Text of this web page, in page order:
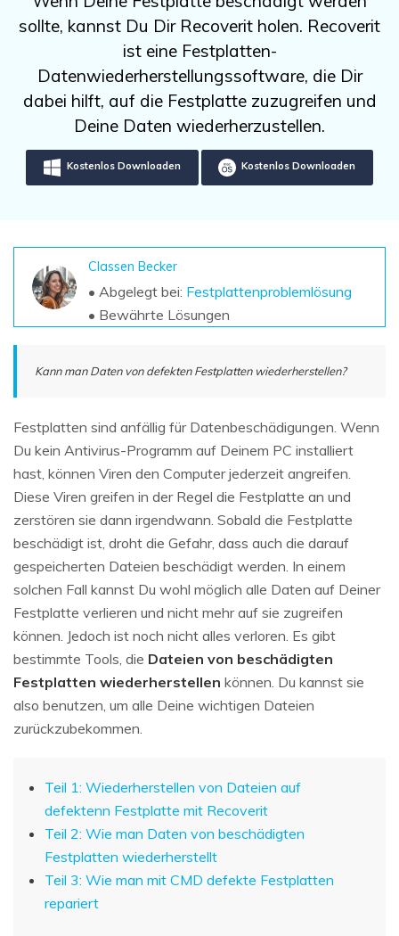
Unbegrenzte Daten vom Mac-System
wiederherstellen
Kostenlos Testen
Recoverit kostenlos
Verlorene/gel?schte Daten kostenlos
wiederherstellen
Weitere Produkte
UBackit - Datensicherung
Datenverlust-Szenarien
ALLE FUNKTIONEN ENTDECKEN
Aktuelles Thema
Sign In
search
sollte, kannst Du Dir Recoverit holen. Recoverit
ist eine Festplatten-
Datenwiederherstellungssoftware, die Dir
dabei hilft, auf die Festplatte zuzugreifen und
Deine Daten wiederherzustellen.
Kostenlos Downloaden Kostenlos Downloaden
Classen Becker
• Abgelegt bei: Festplattenproblemlösung
• Bewährte Lösungen
Kann man Daten von defekten Festplatten wiederherstellen?
Festplatten sind anfällig für Datenbeschädigungen. Wenn
Du kein Antivirus-Programm auf Deinem PC installiert
hast, können Viren den Computer jederzeit angreifen.
Diese Viren greifen in der Regel die Festplatte an und
zerstören sie dann irgendwann. Sobald die Festplatte
beschädigt ist, droht die Gefahr, dass auch die darauf
gespeicherten Dateien beschädigt werden. In einem
solchen Fall kannst Du wohl möglich alle Daten auf Deiner
Festplatte verlieren und nicht mehr auf sie zugreifen
können. Jedoch ist noch nicht alles verloren. Es gibt
bestimmte Tools, die Dateien von beschädigten
Festplatten wiederherstellen können. Du kannst sie
also benutzen, um alle Deine wichtigen Dateien
zurückzubekommen.
Teil 1: Wiederherstellen von Dateien auf
defektenn Festplatte mit Recoverit
Teil 2: Wie man Daten von beschädigten
Festplatten wiederherstellt
Teil 3: Wie man mit CMD defekte Festplatten
repariert